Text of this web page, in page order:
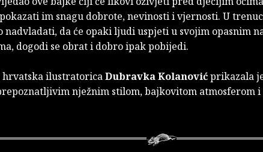
im snagu dobrote, nevinosti i vjernosti. U
nadvladati, da će opaki ljudi uspjeti u svojim opasnim
dogodi se obrat i dobro ipak pobijedi.
hrvatska ilustratoricaDubravka Kolanovićprikazala
nježnim stilom, bajkovitom atmosferom